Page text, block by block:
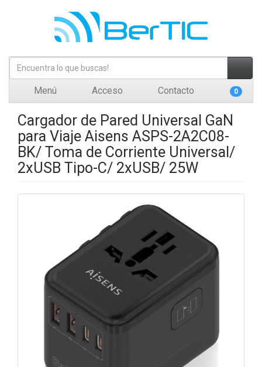
Menú Acceso Contacto 0
Cargador de Pared Universal GaN
para Viaje Aisens ASPS-2A2C08-
BK/ Toma de Corriente Universal/
2xUSB Tipo-C/ 2xUSB/ 25W